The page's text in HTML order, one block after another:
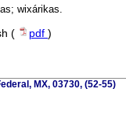
wixárikas.
( pdf )
MX, 03730, (52-55)